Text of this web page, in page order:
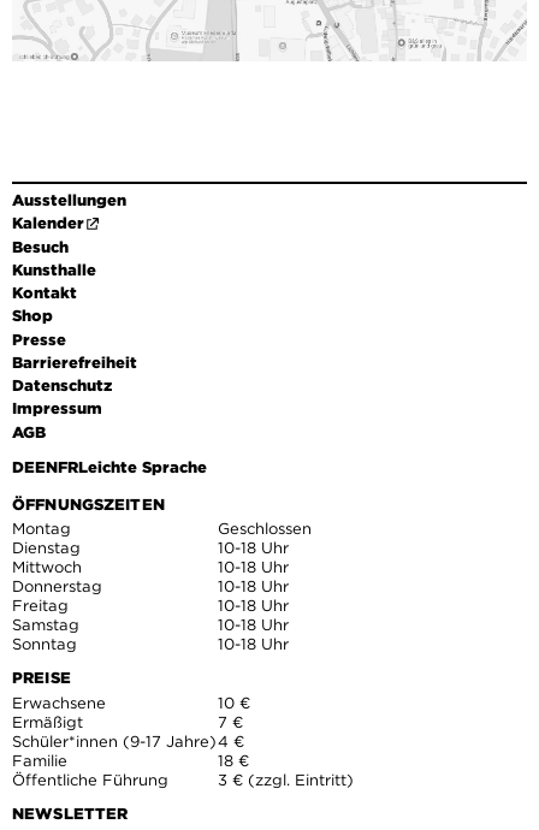
Ausstellungen
Kalender
Besuch
Kunsthalle
Kontakt
Shop
Presse
Barrierefreiheit
Datenschutz
Impressum
AGB
DEENFRLeichte Sprache
ÖFFNUNGSZEITEN
Montag
Geschlossen
Dienstag
10-18 Uhr
Mittwoch
10-18 Uhr
Donnerstag
10-18 Uhr
Freitag
10-18 Uhr
Samstag
10-18 Uhr
Sonntag
10-18 Uhr
PREISE
Erwachsene
10 €
Ermäßigt
7 €
Schüler*innen (9-17 Jahre)4 €
Familie
18 €
Öffentliche Führung
3 € (zzgl. Eintritt)
NEWSLETTER